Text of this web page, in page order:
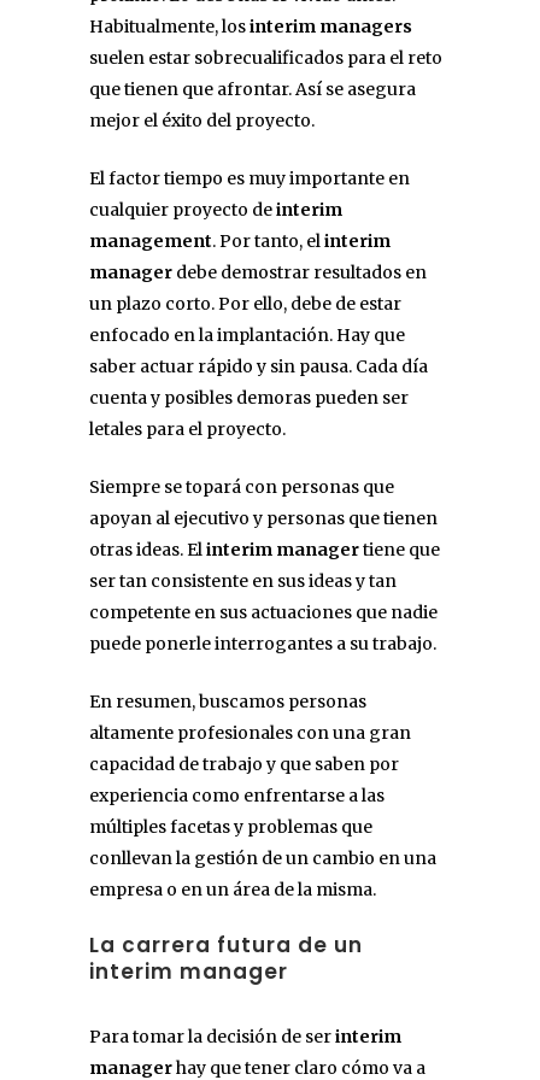
Habitualmente, losinterim managers
suelen estar sobrecualificados para el reto
que tienen que afrontar. Así se asegura
mejor el éxito del proyecto.
El factor tiempo es muy importante en
cualquier proyecto deinterim
management. Por tanto, elinterim
manager debe demostrar resultados en
un plazo corto. Por ello, debe de estar
enfocado en la implantación. Hay que
saber actuar rápido y sin pausa. Cada día
cuenta y posibles demoras pueden ser
letales para el proyecto.
Siempre se topará con personas que
apoyan al ejecutivo y personas que tienen
otras ideas. Elinterim managertiene que
ser tan consistente en sus ideas y tan
competente en sus actuaciones que nadie
puede ponerle interrogantes a su trabajo.
En resumen, buscamos personas
altamente profesionales con una gran
capacidad de trabajo y que saben por
experiencia como enfrentarse a las
múltiples facetas y problemas que
conllevan la gestión de un cambio en una
empresa o en un área de la misma.
La carrera futura de un
interim manager
Para tomar la decisión de serinterim
managerhay que tener claro cómo va a